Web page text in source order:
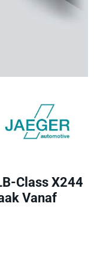
Class X244
Vanaf